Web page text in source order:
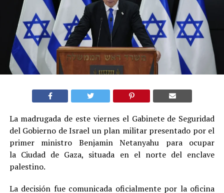
La madrugada de este viernes el Gabinete de Seguridad
del Gobierno de Israel un plan militar presentado por el
primer ministro Benjamin Netanyahu para ocupar
la Ciudad de Gaza, situada en el norte del enclave
palestino.
La decisión fue comunicada oficialmente por la oficina